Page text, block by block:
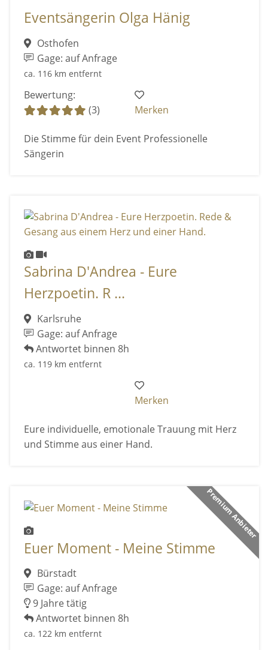
Eventsängerin Olga Hänig
Osthofen
Gage: auf Anfrage
ca. 116 km entfernt
Bewertung:
(3)
Merken
Die Stimme für dein Event Professionelle
Sängerin
Sabrina D'Andrea - Eure
Herzpoetin. R ...
Karlsruhe
Gage: auf Anfrage
Antwortet binnen 8h
ca. 119 km entfernt
Merken
Eure individuelle, emotionale Trauung mit Herz
und Stimme aus einer Hand.
Premium Anbieter
Euer Moment - Meine Stimme
Bürstadt
Gage: auf Anfrage
9 Jahre tätig
Antwortet binnen 8h
ca. 122 km entfernt